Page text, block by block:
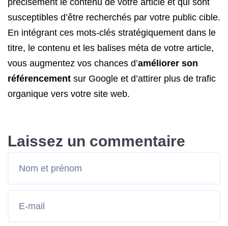
précisément le contenu de votre article et qui sont
susceptibles d’être recherchés par votre public cible.
En intégrant ces mots-clés stratégiquement dans le
titre, le contenu et les balises méta de votre article,
vous augmentez vos chances d’améliorer son
référencement sur Google et d’attirer plus de trafic
organique vers votre site web.
Laissez un commentaire